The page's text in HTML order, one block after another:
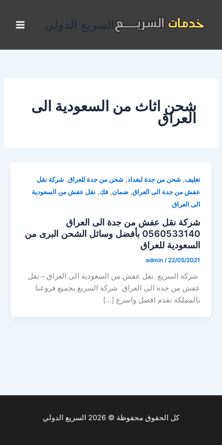
المحتوى
السريع الدولي
شحن اثاث من السعودية الى
العراق
تغليف,شحن من جدة لبغداد,شحن من جدة للعراق,شركة نقل
عفش من جدة الى العراق,ضمان,فك, نقل عفش من السعودية
الى العراق
شركة نقل عفش من جدة الى العراق
0560533140 بأفضل وسائل الشحن البرى من
السعودية للعراق
admin /22/05/2021
شركة السريع نقل عفش من السعودية الى العراق – نقل
عفش من جدة الى العراق شركة السريع بجميع فروعنا
بالمملكة تقدم افضل واسرع […]
كل الحقوق محفوظة © 2026 السريع الدولي